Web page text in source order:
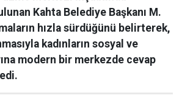
Kahta Belediye Başkanı M.
hızla sürdüğünü belirterek,
kadınların sosyal ve
modern bir merkezde cevap